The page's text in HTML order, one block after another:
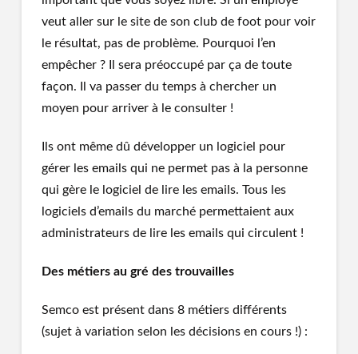
veut aller sur le site de son club de foot pour voir
le résultat, pas de problème. Pourquoi l’en
empêcher ? Il sera préoccupé par ça de toute
façon. Il va passer du temps à chercher un
moyen pour arriver à le consulter !
Ils ont même dû développer un logiciel pour
gérer les emails qui ne permet pas à la personne
qui gère le logiciel de lire les emails. Tous les
logiciels d’emails du marché permettaient aux
administrateurs de lire les emails qui circulent !
Des métiers au gré des trouvailles
Semco est présent dans 8 métiers différents
(sujet à variation selon les décisions en cours !) :